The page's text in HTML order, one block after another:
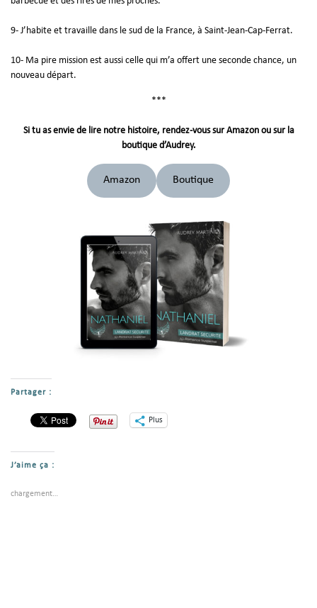
9- J’habite et travaille dans le sud de la France, à Saint-Jean-Cap-Ferrat.
10- Ma pire mission est aussi celle qui m’a offert une seconde chance, un
nouveau départ.
***
Si tu as envie de lire notre histoire, rendez-vous sur Amazon ou sur la
boutique d’Audrey.
Amazon Boutique
Partager :
Plus
J’aime ça :
chargement…